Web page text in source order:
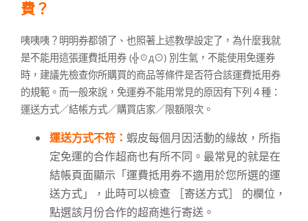
費？
咦咦咦？明明券都領了、也照著上述教學設定了，為什麼我就
是不能用這張運費抵用券 (╬☉д⊙) 別生氣，不能使用免運券
時，建議先檢查你所購買的商品等條件是否符合該運費抵用券
的規範。而一般來說，免運券不能用常見的原因有下列４種：
運送方式／結帳方式／購買店家／限額限次。
運送方式不符： 蝦皮每個月因活動的緣故，所指
定免運的合作超商也有所不同。最常見的就是在
結帳頁面顯示「運費抵用券不適用於您所選的運
送方式」，此時可以檢查 ［寄送方式］ 的欄位，
點選該月份合作的超商進行寄送。